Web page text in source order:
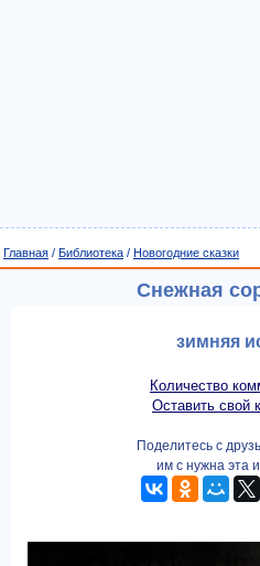
Главная / Библиотека / Новогодние сказки
Снежная
зимняя
Количество
Оставить свой
Поделитесь с
им с нужна эта